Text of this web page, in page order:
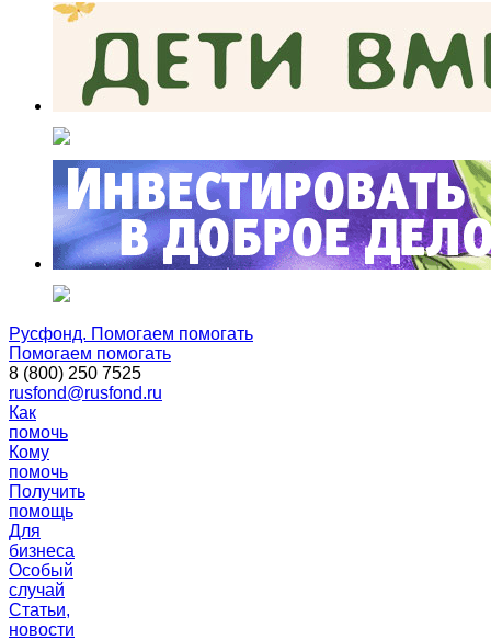
Русфонд. Помогаем помогать
Помогаем помогать
8 (800) 250 7525
rusfond@rusfond.ru
Как
помочь
Кому
помочь
Получить
помощь
Для
бизнеса
Особый
случай
Статьи,
новости